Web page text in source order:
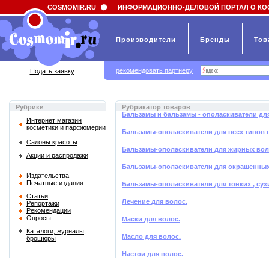
Field 'news_title' doesn't have a default value
Рубрики
Интернет магазин
косметики и парфюмерии
Салоны красоты
Акции и распродажи
Издательства
Печатные издания
Статьи
Репортажи
Рекомендации
Опросы
Каталоги, журналы,
брошюры
Рубрикатор товаров
Бальзамы и бальзамы - ополаскиватели
Бальзамы-ополаскиватели для всех типов
Бальзамы-ополаскиватели для жирных
Бальзамы-ополаскиватели для
Бальзамы-ополаскиватели для тонких ,
Лечение для волос.
Маски для волос.
Масло для волос.
Настои для волос.
COSMOMIR.RU ИНФОРМАЦИОННО-ДЕЛОВОЙ ПОРТАЛ О
Производители Бренды
Подать заявку рекомендовать партнеру